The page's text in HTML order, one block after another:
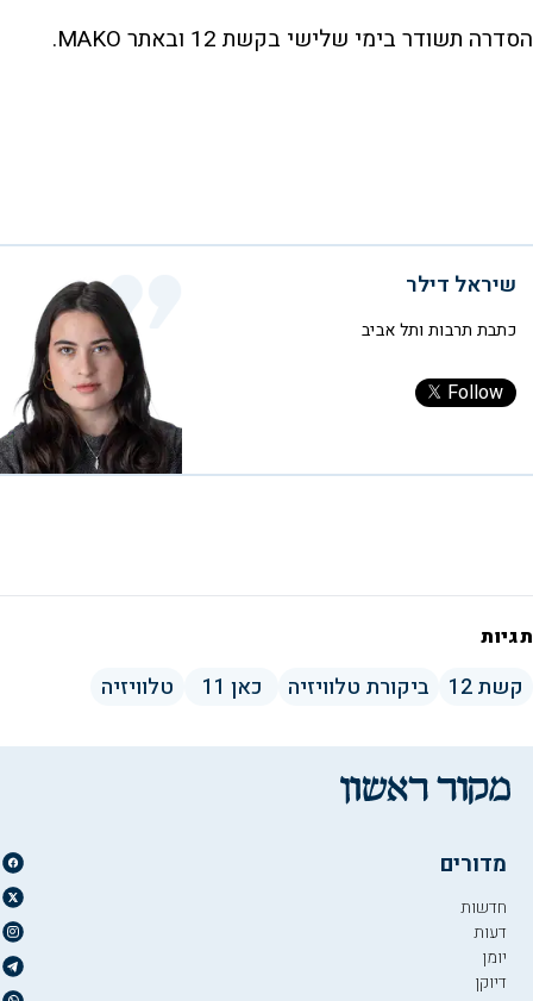
הסדרה תשודר בימי שלישי בקשת 12 ובאתר MAKO.
שיראל דילר
כתבת תרבות ותל אביב
Follow
תגיות
קשת 12 ביקורת טלוויזיה כאן 11 טלוויזיה
מדורים
חדשות
דעות
יומן
דיוקן